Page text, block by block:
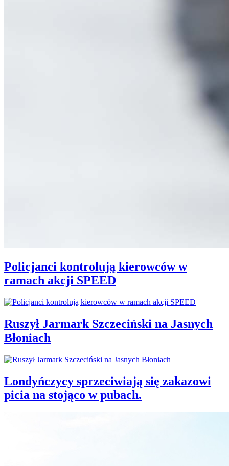
Policjanci kontrolują kierowców w
ramach akcji SPEED
Ruszył Jarmark Szczeciński na Jasnych
Błoniach
Londyńczycy sprzeciwiają się zakazowi
picia na stojąco w pubach.